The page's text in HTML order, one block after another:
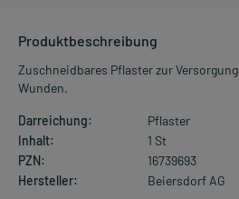
Produktbeschreibung
Zuschneidbares Pflaster zur
Wunden.
Darreichung:
Pflaster
Inhalt:
1 St
PZN:
16739693
Hersteller:
Beiersdorf AG